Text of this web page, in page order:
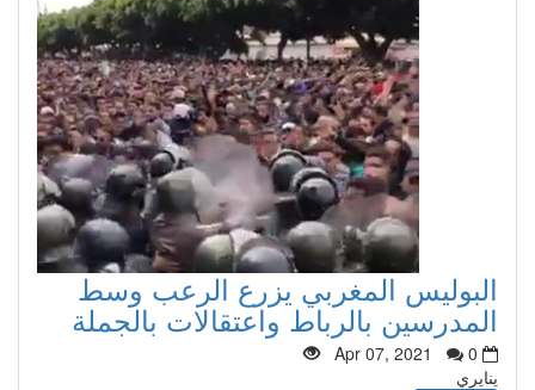
البوليس المغربي يزرع الرعب وسط
المدرسين بالرباط واعتقالات بالجملة
Apr 07, 2021
0
ينايري